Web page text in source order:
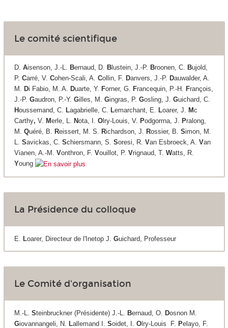
Le comité scientifique
D. Aisenson, J.-L. Bernaud, D. Blustein, J.-P. Broonen, C. Bujold,
P. Carré, V. Cohen-Scali, A. Collin, F. Danvers, J.-P. Dauwalder, A.
M. Di Fabio, M. A. Duarte, Y. Forner, G. Francequin, P.-H. François,
J.-P. Gaudron, P.-Y. Gilles, M. Gingras, P. Gosling, J. Guichard, C.
Houssemand, C. Lagabrielle, C. Lemarchant, E. Loarer, J. Mc
Carthy, V. Merle, L. Nota, I. Olry-Louis, V. Podgorrna, J. Pralong,
M. Quéré, B. Reissert, M. S. Richardson, J. Rossier, B. Simon, M.
L. Savickas, C. Schiersmann, S. Soresi, R. Van Esbroeck, A. Van
Vianen, A.-M. Vonthron, F. Vouillot, P. Vrignaud, T. Watts, R.
Young
La Présidence du colloque
E. Loarer, Directeur de l'Inetop J. Guichard, Professeur
Le Comité d'organisation
M.-L. Steinbruckner (Présidente) J.-L. Bernaud, O. Dosnon M.
Giovannangeli, N. Lallemand I. Soidet, I. Olry-Louis F. Pelayo, F.